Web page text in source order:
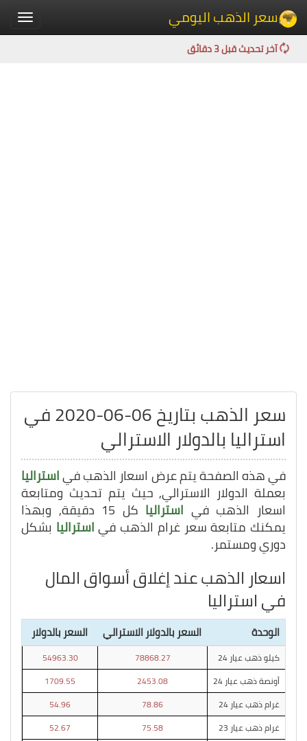
Toggle سعر الذهب اليومي
آخر تحديث قبل 3 دقائق
سعر الذهب بتاريخ 06-06-2020 في
استراليا بالدولار الاسترالي
في هذه الصفحة يتم عرض اسعار الذهب فياستراليا
بعملة الدولار الاسترالي, حيث يتم تحديث ومتابعة
اسعار الذهب في استراليا كل 15 دقيقة, وبهذا
يمكنك متابعة سعر غرام الذهب فياستراليا بشكل
دوري ومستمر.
اسعار الذهب عند إغلاق أسواق المال
في استراليا
الوحدة السعر بالدولار الاسترالي السعر بالدولار
كيلو ذهب عيار 24 78868.27
54963.30
أونصة ذهب عيار 24
2453.08
1709.55
غرام ذهب عيار 24
78.86
54.96
غرام ذهب عيار 23
75.58
52.67